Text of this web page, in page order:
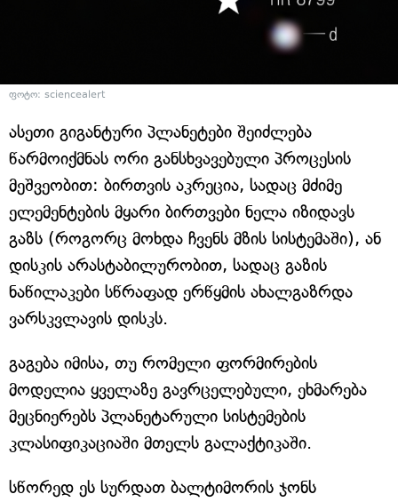
ფოტო: sciencealert
ასეთი გიგანტური პლანეტები შეიძლება
წარმოიქმნას ორი განსხვავებული პროცესის
მეშვეობით: ბირთვის აკრეცია, სადაც მძიმე
ელემენტების მყარი ბირთვები ნელა იზიდავს
გაზს (როგორც მოხდა ჩვენს მზის სისტემაში), ან
დისკის არასტაბილურობით, სადაც გაზის
ნაწილაკები სწრაფად ერწყმის ახალგაზრდა
ვარსკვლავის დისკს.
გაგება იმისა, თუ რომელი ფორმირების
მოდელია ყველაზე გავრცელებული, ეხმარება
მეცნიერებს პლანეტარული სისტემების
კლასიფიკაციაში მთელს გალაქტიკაში.
სწორედ ეს სურდათ ბალტიმორის ჯონს